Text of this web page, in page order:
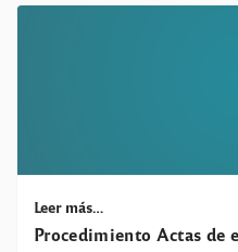
Procedimiento Actas de
Leer más…